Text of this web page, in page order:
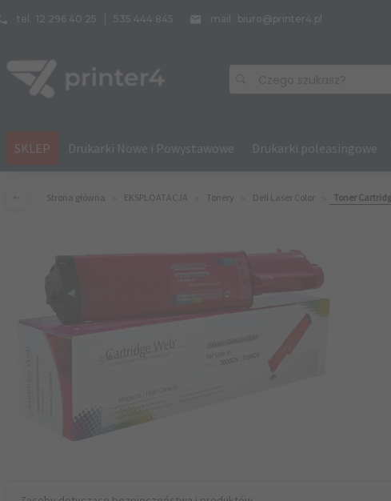
tel. 12 296 40 25 535 444 845 mail: biuro@printer4.pl
SKLEP Drukarki Nowe i Powystawowe Drukarki poleasingowe
Strona główna EKSPLOATACJA Tonery Dell Laser Color Toner